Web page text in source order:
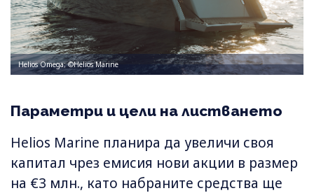
Helios Omega; ©Helios Marine
Параметри и цели на листването
Helios Marine планира да увеличи своя
капитал чрез емисия нови акции в размер
на €3 млн., като набраните средства ще